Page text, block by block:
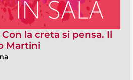
la creta si pensa. Il
Martini